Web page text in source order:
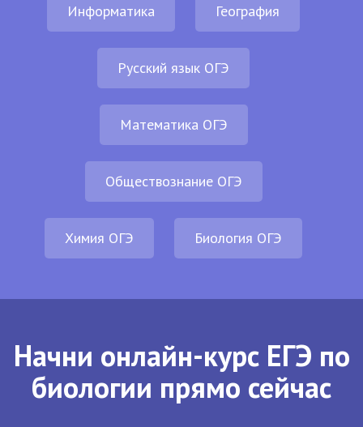
Информатика География
Русский язык ОГЭ
Математика ОГЭ
Обществознание ОГЭ
Химия ОГЭ Биология ОГЭ
Начни онлайн-курс ЕГЭ по
биологии прямо сейчас